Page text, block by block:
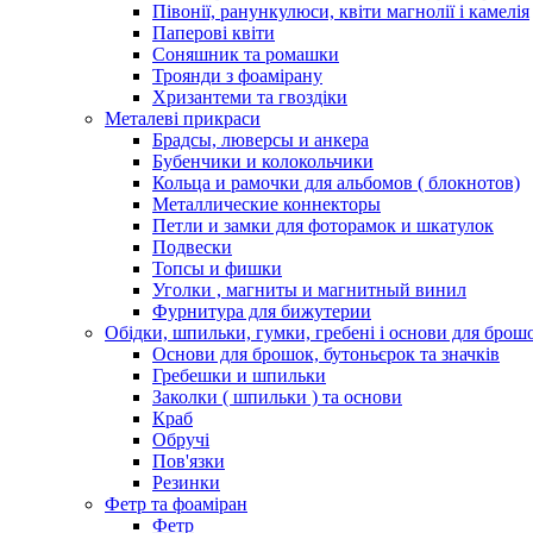
Півонії, ранункулюси, квіти магнолії і камелія
Паперові квіти
Соняшник та ромашки
Троянди з фоамірану
Хризантеми та гвоздіки
Металеві прикраси
Брадсы, люверсы и анкера
Бубенчики и колокольчики
Кольца и рамочки для альбомов ( блокнотов)
Металлические коннекторы
Петли и замки для фоторамок и шкатулок
Подвески
Топсы и фишки
Уголки , магниты и магнитный винил
Фурнитура для бижутерии
Обідки, шпильки, гумки, гребені і основи для
Основи для брошок, бутоньєрок та значків
Гребешки и шпильки
Заколки ( шпильки ) та основи
Краб
Обручі
Пов'язки
Резинки
Фетр та фоаміран
Фетр